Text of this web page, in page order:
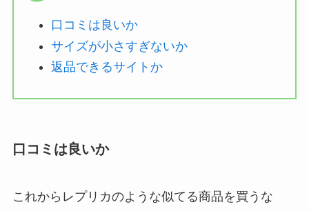
口コミは良いか
サイズが小さすぎないか
返品できるサイトか
口コミは良いか
これからレプリカのような似てる商品を買うな